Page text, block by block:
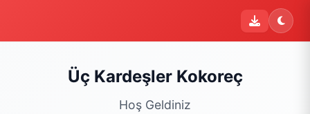
Üç Kardeşler Kokoreç
Hoş Geldiniz